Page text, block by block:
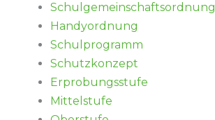
Schulgemeinschaftsordnung
Handyordnung
Schulprogramm
Schutzkonzept
Erprobungsstufe
Mittelstufe